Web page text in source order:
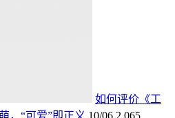
如何评价《工
，“可爱”即正义 10/06 2,065